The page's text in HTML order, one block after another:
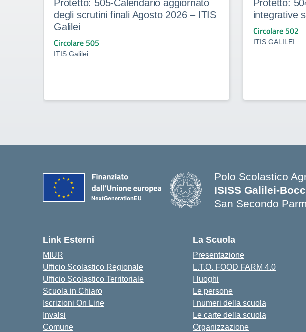
Protetto: 505-Calendario aggiornato
degli scrutini finali Agosto 2026 – ITIS
Galilei
Circolare 505
ITIS Galilei
Protetto:
integrative
Circolare 502
ITIS GALILEI
Polo Scolastico
ISISS Galilei-
San Secondo
Link Esterni
MIUR
Ufficio Scolastico Regionale
Ufficio Scolastico Territoriale
Scuola in Chiaro
Iscrizioni On Line
Invalsi
Comune
La Scuola
Presentazione
L.T.O. FOOD FARM 4.0
I luoghi
Le persone
I numeri della scuola
Le carte della scuola
Organizzazione